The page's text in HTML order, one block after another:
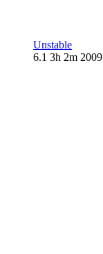
Unstable
6.1 3h 2m 2009